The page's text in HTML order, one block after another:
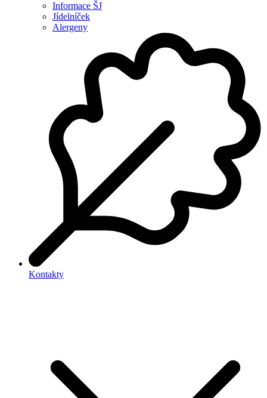
Informace ŠJ
Jídelníček
Alergeny
Kontakty